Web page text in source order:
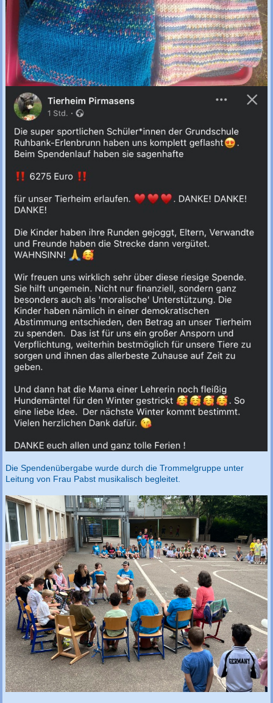
Die Spendenübergabe wurde durch die Trommelgruppe unter
Leitung von Frau Pabst musikalisch begleitet.